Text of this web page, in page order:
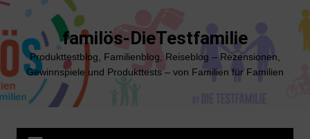
Zum
springen
familös-DieTestfamilie
Produkttestblog, Familienblog, Reiseblog – Rezensionen,
Gewinnspiele und Produkttests – von Familien für Familien